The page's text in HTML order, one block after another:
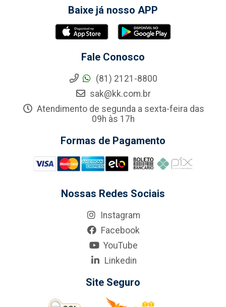
Baixe já nosso APP
Fale Conosco
(81) 2121-8800
sak@kk.com.br
Atendimento de segunda a sexta-feira das
09h às 17h
Formas de Pagamento
Nossas Redes Sociais
Instagram
Facebook
YouTube
Linkedin
Site Seguro